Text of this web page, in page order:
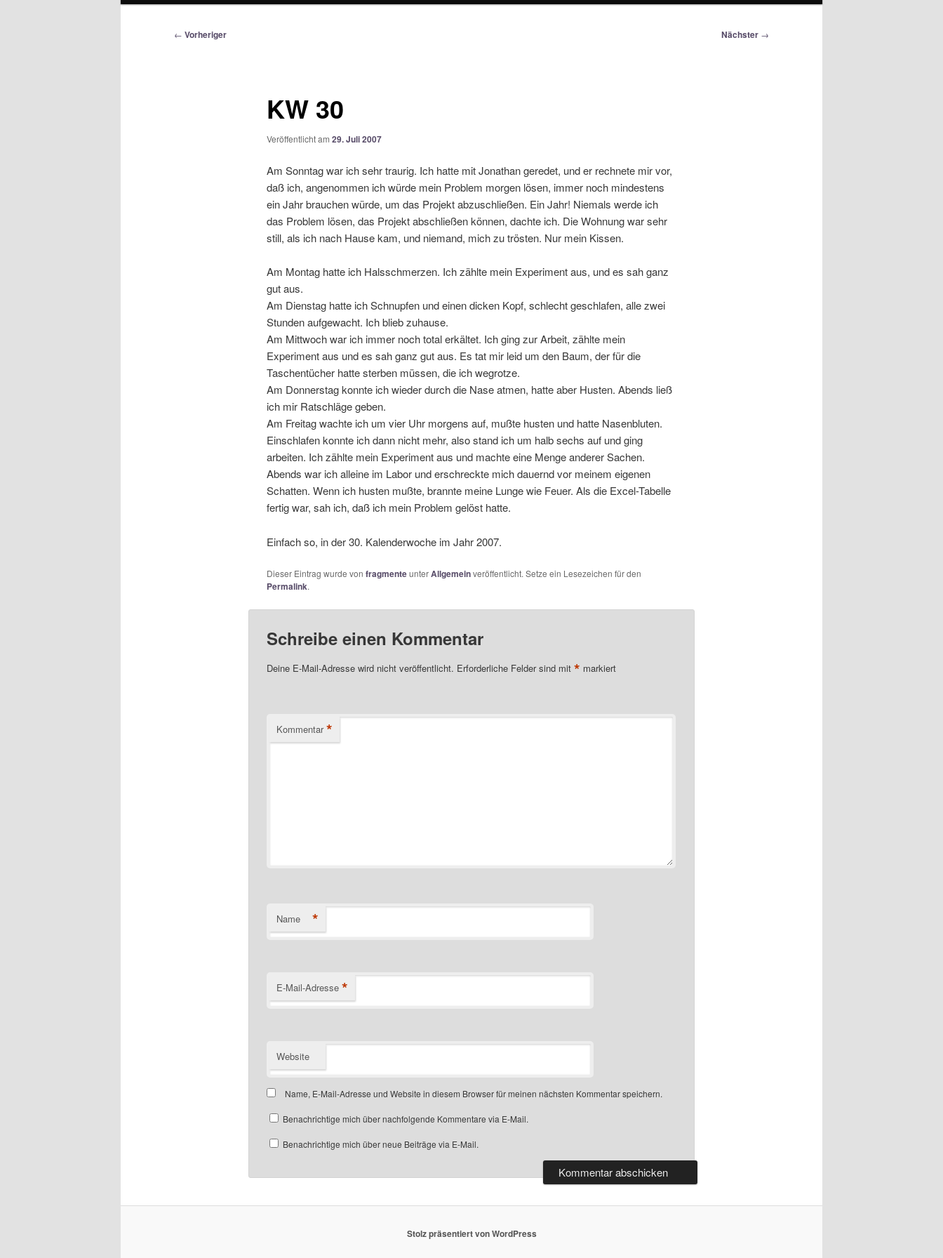
Beitragsnavigation
← Vorheriger Nächster →
KW 30
Veröffentlicht am 29. Juli 2007
Am Sonntag war ich sehr traurig. Ich hatte mit Jonathan geredet, und er rechnete mir vor,
daß ich, angenommen ich würde mein Problem morgen lösen, immer noch mindestens
ein Jahr brauchen würde, um das Projekt abzuschließen. Ein Jahr! Niemals werde ich
das Problem lösen, das Projekt abschließen können, dachte ich. Die Wohnung war sehr
still, als ich nach Hause kam, und niemand, mich zu trösten. Nur mein Kissen.
Am Montag hatte ich Halsschmerzen. Ich zählte mein Experiment aus, und es sah ganz
gut aus.
Am Dienstag hatte ich Schnupfen und einen dicken Kopf, schlecht geschlafen, alle zwei
Stunden aufgewacht. Ich blieb zuhause.
Am Mittwoch war ich immer noch total erkältet. Ich ging zur Arbeit, zählte mein
Experiment aus und es sah ganz gut aus. Es tat mir leid um den Baum, der für die
Taschentücher hatte sterben müssen, die ich wegrotze.
Am Donnerstag konnte ich wieder durch die Nase atmen, hatte aber Husten. Abends ließ
ich mir Ratschläge geben.
Am Freitag wachte ich um vier Uhr morgens auf, mußte husten und hatte Nasenbluten.
Einschlafen konnte ich dann nicht mehr, also stand ich um halb sechs auf und ging
arbeiten. Ich zählte mein Experiment aus und machte eine Menge anderer Sachen.
Abends war ich alleine im Labor und erschreckte mich dauernd vor meinem eigenen
Schatten. Wenn ich husten mußte, brannte meine Lunge wie Feuer. Als die Excel-Tabelle
fertig war, sah ich, daß ich mein Problem gelöst hatte.
Einfach so, in der 30. Kalenderwoche im Jahr 2007.
Dieser Eintrag wurde von fragmenteunterAllgemeinveröffentlicht. Setze ein Lesezeichen für den
Permalink.
Schreibe einen Kommentar
Deine E-Mail-Adresse wird nicht veröffentlicht. Erforderliche Felder sind mit * markiert
Kommentar *
Name *
E-Mail-Adresse *
Website
Name, E-Mail-Adresse und Website in diesem Browser für meinen nächsten Kommentar speichern.
Benachrichtige mich über nachfolgende Kommentare via E-Mail.
Benachrichtige mich über neue Beiträge via E-Mail.
Stolz präsentiert von WordPress